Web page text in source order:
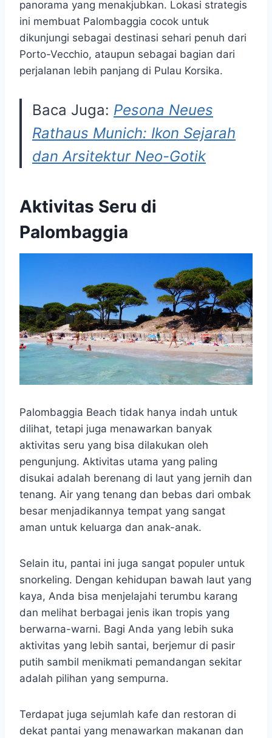
panorama yang menakjubkan. Lokasi strategis
ini membuat Palombaggia cocok untuk
dikunjungi sebagai destinasi sehari penuh dari
Porto-Vecchio, ataupun sebagai bagian dari
perjalanan lebih panjang di Pulau Korsika.
Baca Juga: Pesona Neues
Rathaus Munich: Ikon Sejarah
dan Arsitektur Neo-Gotik
Aktivitas Seru di
Palombaggia
Palombaggia Beach tidak hanya indah untuk
dilihat, tetapi juga menawarkan banyak
aktivitas seru yang bisa dilakukan oleh
pengunjung. Aktivitas utama yang paling
disukai adalah berenang di laut yang jernih dan
tenang. Air yang tenang dan bebas dari ombak
besar menjadikannya tempat yang sangat
aman untuk keluarga dan anak-anak.
Selain itu, pantai ini juga sangat populer untuk
snorkeling. Dengan kehidupan bawah laut yang
kaya, Anda bisa menjelajahi terumbu karang
dan melihat berbagai jenis ikan tropis yang
berwarna-warni. Bagi Anda yang lebih suka
aktivitas yang lebih santai, berjemur di pasir
putih sambil menikmati pemandangan sekitar
adalah pilihan yang sempurna.
Terdapat juga sejumlah kafe dan restoran di
dekat pantai yang menawarkan makanan dan